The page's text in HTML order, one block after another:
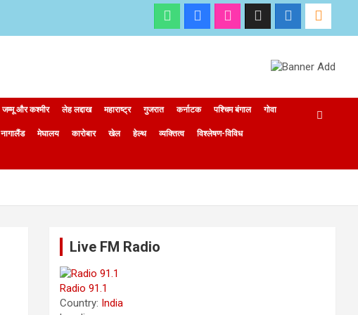
जम्मू और कश्मीर लेह लद्दाख महाराष्ट्र गुजरात कर्नाटक पश्चिम बंगाल गोवा
नागालैंड मेघालय कारोबार खेल हेल्थ व्यक्तित्व विश्लेषण-विविध
Live FM Radio
Radio 91.1
Country: India